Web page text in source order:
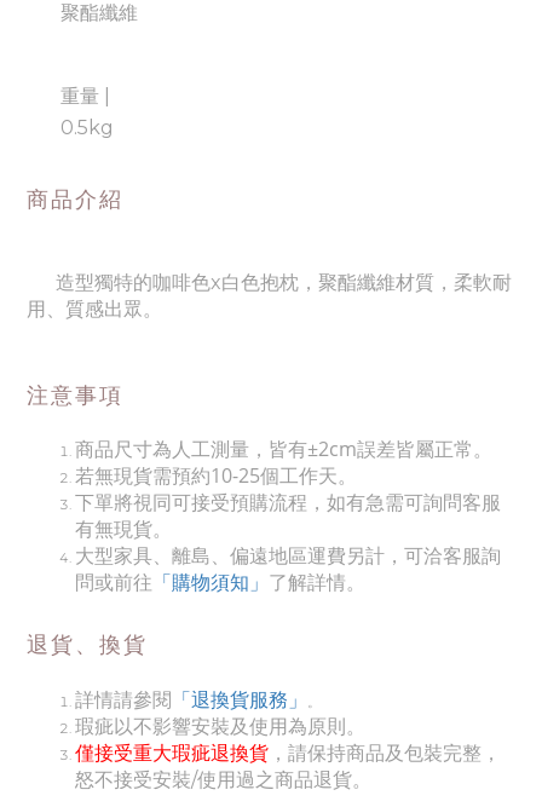
聚酯纖維
重量 |
0.5 kg
商品介紹
造型獨特的咖啡色x白色抱枕，聚酯纖維材質，柔軟耐
用、質感出眾。
注意事項
商品尺寸為人工測量，皆有±2cm誤差皆屬正常。
若無現貨需預約10-25個工作天。
下單將視同可接受預購流程，如有急需可詢問客服
有無現貨。
大型家具、離島、偏遠地區運費另計，可洽客服詢
問或前往 「購物須知」 了解詳情。
退貨、換貨
詳情請參閱 「退換貨服務」 。
瑕疵以不影響安裝及使用為原則。
僅接受重大瑕疵退換貨 ，請保持商品及包裝完整，
怒不接受安裝/使用過之商品退貨。